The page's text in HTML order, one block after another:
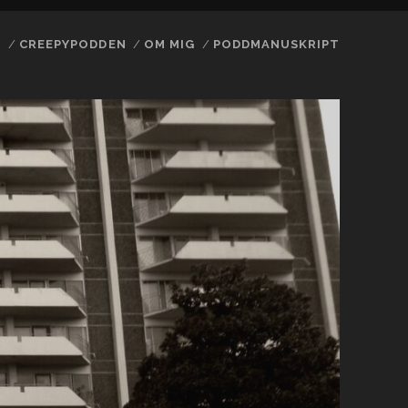
CREEPYPODDEN OM MIG PODDMANUSKRIPT